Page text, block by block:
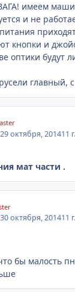
имеем
и не
кнопки и
оптики будут
главный,
29 октября, 201411 г.
мат части .
30 октября, 201411 г.
бы малость